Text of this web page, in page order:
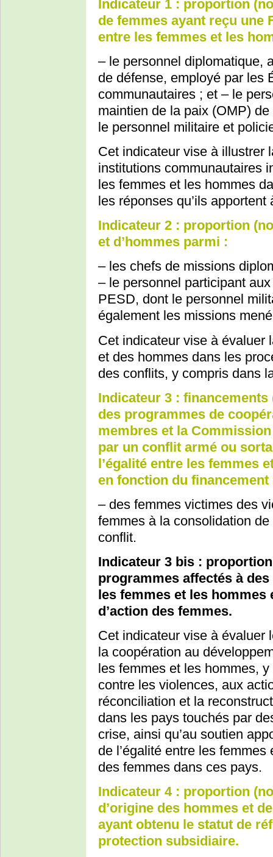
Indicateur 1 : proportion
de femmes ayant reçu une
entre les femmes et les
– le personnel diplomatique,
de défense, employé par les
communautaires ; et – le
maintien de la paix (OMP)
le personnel militaire et
Cet indicateur vise à illustrer
institutions communautaires
les femmes et les hommes
les réponses qu’ils
Indicateur 2 : proportion
et d’hommes parmi :
– les chefs de missions
– le personnel participant
PESD, dont le personnel
également les missions
Cet indicateur vise à évaluer
et des hommes dans les
des conflits, y compris dans
Indicateur 3 :
des programmes de
membres et la
par un conflit armé ou
l’égalité entre les femmes
en fonction du
– des femmes victimes des
femmes à la consolidation
conflit.
Indicateur 3 bis :
programmes affectés à
les femmes et les
d’action des femmes.
Cet indicateur vise à évaluer
la coopération au
les femmes et les hommes,
contre les violences, aux
réconciliation et la
dans les pays touchés par
crise, ainsi qu’au soutien
de l’égalité entre les
des femmes dans ces pays.
Indicateur 4 : proportion
d’origine des hommes et
ayant obtenu le statut de
protection subsidiaire.